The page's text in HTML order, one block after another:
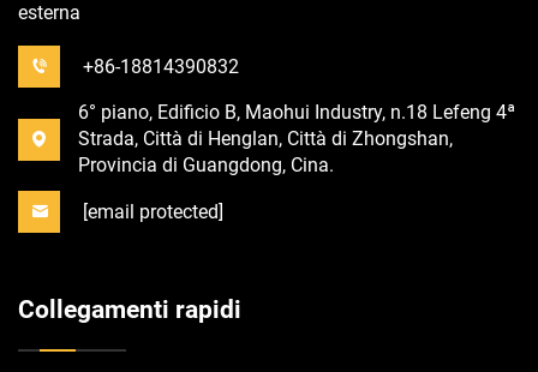
esterna
+86-18814390832
6° piano, Edificio B, Maohui Industry, n.18 Lefeng 4ª
Strada, Città di Henglan, Città di Zhongshan,
Provincia di Guangdong, Cina.
[email protected]
Collegamenti rapidi